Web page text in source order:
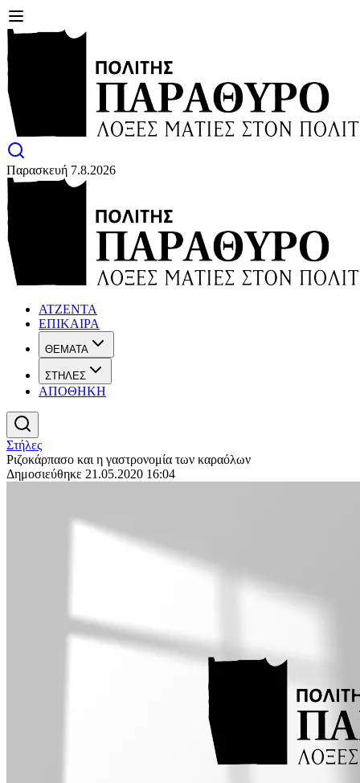
Παρασκευή 7.8.2026
ΑΤΖΕΝΤΑ
ΕΠΙΚΑΙΡΑ
ΘΕΜΑΤΑ
ΣΤΗΛΕΣ
ΑΠΟΘΗΚΗ
Στήλες
Ριζοκάρπασο και η γαστρονομία των καραόλων
Δημοσιεύθηκε 21.05.2020 16:04